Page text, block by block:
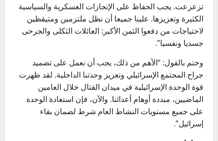
تزعزعت. يجب الحفاظ على الإنجازات العسكرية والسياسية
الكثيرة وتعزيزها. علينا جميعا أن نظل ملتزمين ومتيقظين
لاحتياجات من دفعوا الثمن الأكبر: العائلات الثكلى والجرحى
جسديا ونفسيا”.
وختم بالقول: “الأهم من ذلك، يجب أن نعمل على تضميد
جراح المجتمع الإسرائيلي وتعزيز وحدتنا الداخلية. لقد ظهرت
قوة الوحدة الإسرائيلية في ميدان القتال خلال العامين
الماضيين، مبددة أوهام أعدائنا. والآن، فإن استعادة الوحدة
على جميع مستويات النشاط العام شرط لضمان بقاء
إسرائيل”.